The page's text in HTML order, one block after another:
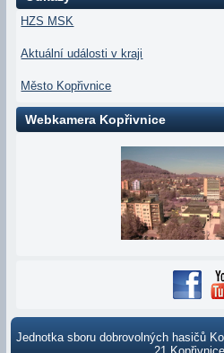
HZS MSK
Aktuální události v kraji
Město Kopřivnice
Webkamera Kopřivnice
Jednotka sboru dobrovolných hasičů